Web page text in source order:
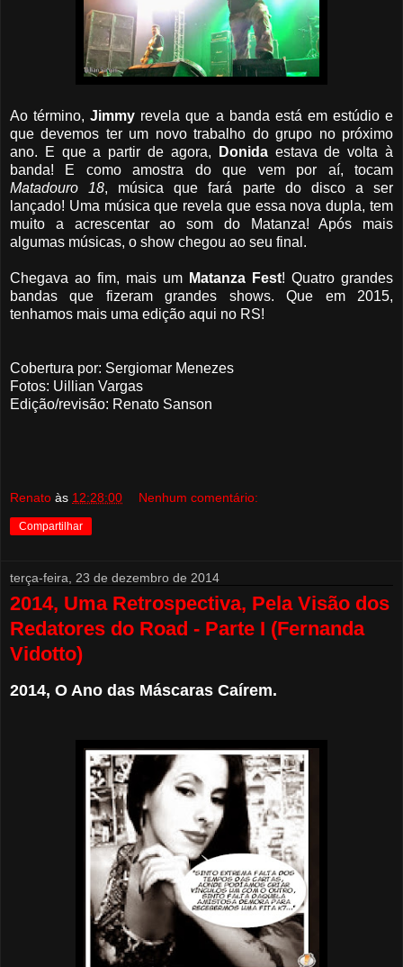
Ao término,Jimmy revela que a banda está em estúdio e
que devemos ter um novo trabalho do grupo no próximo
ano. E que a partir de agora,
Donidaestava de volta à
banda! E como amostra do que vem por aí, tocam
Matadouro
18, música que fará parte do disco a ser
lançado! Uma música que revela que essa nova dupla, tem
muito a acrescentar ao som do Matanza! Após mais
algumas músicas, o show chegou ao seu final.
Chegava ao fim, mais um Matanza Fest! Quatro grandes
bandas que fizeram grandes shows. Que em 2015,
tenhamos mais uma edição aqui no RS!
Cobertura por: Sergiomar Menezes
Fotos: Uillian Vargas
Edição/revisão: Renato Sanson
Renato às 12:28:00 Nenhum comentário:
Compartilhar
terça-feira, 23 de dezembro de 2014
2014, Uma Retrospectiva, Pela Visão dos
Redatores do Road - Parte I (Fernanda
Vidotto)
2014, O Ano das Máscaras Caírem.